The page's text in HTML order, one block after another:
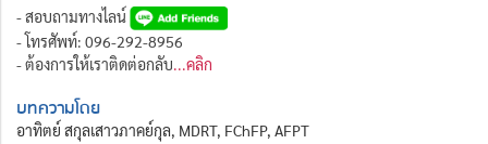
- สอบถามทางไลน์
- โทรศัพท์: 096-292-8956
- ต้องการให้เราติดต่อกลับ...คลิก
บทความโดย
อาทิตย์ สกุลเสาวภาคย์กุล, MDRT, FChFP, AFPT